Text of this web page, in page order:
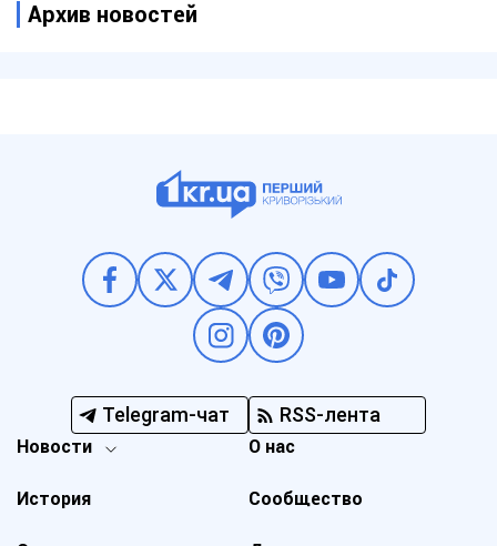
Архив новостей
Telegram-чат RSS-лента
Новости
История
О нас
Сообщество